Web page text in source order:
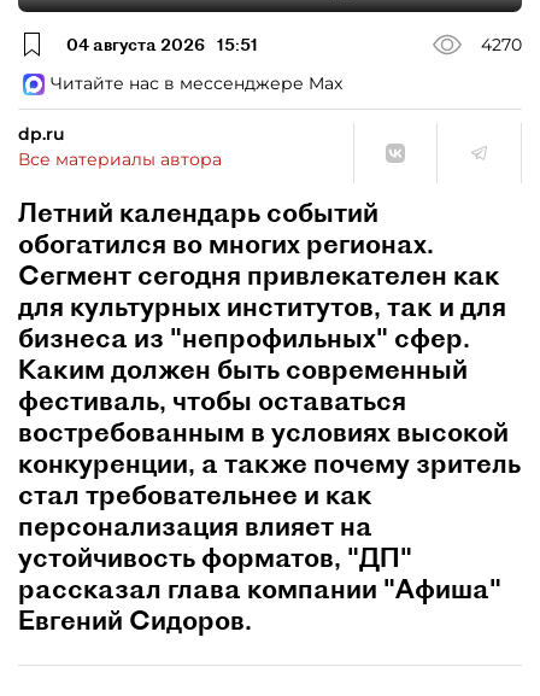
04 августа 2026 15:51
4270
Читайте нас в мессенджере Max
dp.ru
Все материалы автора
Летний календарь событий
обогатился во многих регионах.
Сегмент сегодня привлекателен как
для культурных институтов, так и для
бизнеса из "непрофильных" сфер.
Каким должен быть современный
фестиваль, чтобы оставаться
востребованным в условиях высокой
конкуренции, а также почему зритель
стал требовательнее и как
персонализация влияет на
устойчивость форматов, "ДП"
рассказал глава компании "Афиша"
Евгений Сидоров.